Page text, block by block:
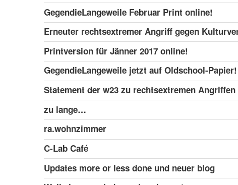
GegendieLangeweile Februar Print online!
Erneuter rechtsextremer Angriff gegen
Printversion für Jänner 2017 online!
GegendieLangeweile jetzt auf Oldschool-Papier!
Statement der w23 zu rechtsextremen
zu lange…
ra.wohnzimmer
C-Lab Café
Updates more or less done und neuer blog